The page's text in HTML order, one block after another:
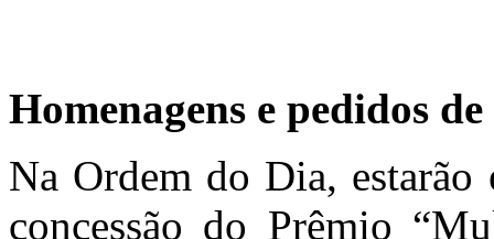
Homenagens e pedidos
Na Ordem do Dia, estarão
concessão do Prêmio